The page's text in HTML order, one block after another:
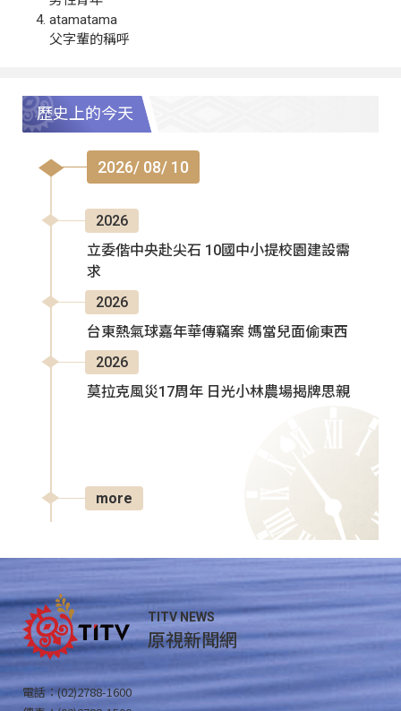
atamatama
父字輩的稱呼
歷史上的今天
2026/ 08/ 10
2026
立委偕中央赴尖石 10國中小提校園建設需
求
2026
台東熱氣球嘉年華傳竊案 媽當兒面偷東西
2026
莫拉克風災17周年 日光小林農場揭牌思親
more
TITV NEWS
原視新聞網
電話：(02)2788-1600